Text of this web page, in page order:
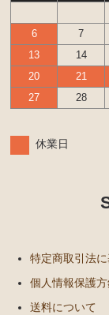
6
7
13
14
20
21
27
28
休業日
特定商取引法
個人情報保護
送料について